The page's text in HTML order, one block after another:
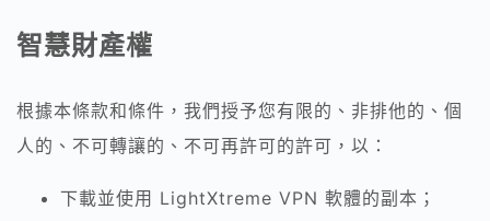
智慧財產權
根據本條款和條件，我們授予您有限的、非排他的、個
人的、不可轉讓的、不可再許可的許可，以：
下載並使用 LightXtreme VPN 軟體的副本；